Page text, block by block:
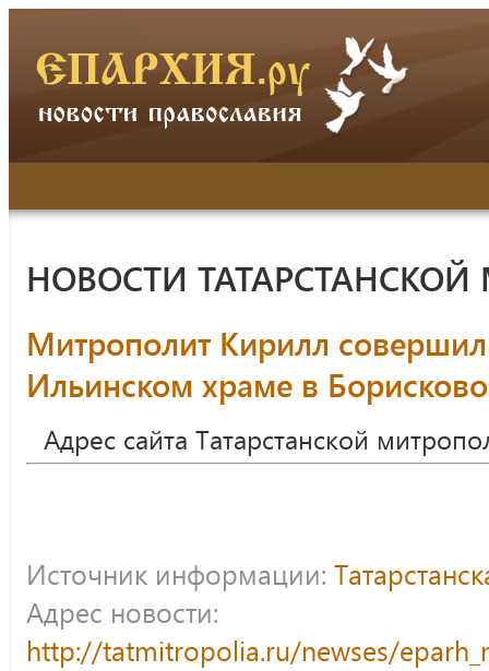
НОВОСТИ
Митрополит Кирилл
Ильинском храме в Борисково
Адрес сайта Татарстанской
Источник информации:
Адрес новости:
http://tatmitropolia.ru/newses/